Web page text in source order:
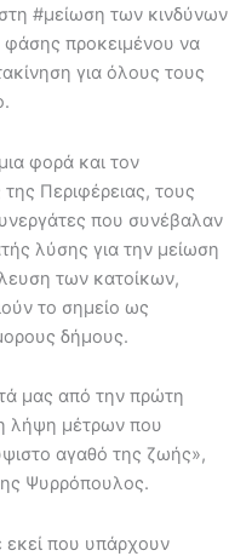
#μείωση των κινδύνων
προκειμένου να
για όλους τους
φορά και τον
Περιφέρειας, τους
που συνέβαλαν
λύσης για την μείωση
των κατοίκων,
το σημείο ως
δήμους.
μας από την πρώτη
λήψη μέτρων που
αγαθό της ζωής»,
Ψυρρόπουλος.
που υπάρχουν